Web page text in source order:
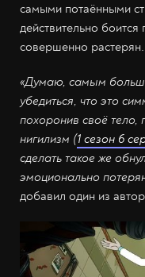
самыми потаёнными
действительно боится
совершенно растерян.
«Думаю, самым
убедиться, что это
похоронив своё тело,
нигилизм (1 сезон 6
сделать такое же
эмоционально
добавил один из